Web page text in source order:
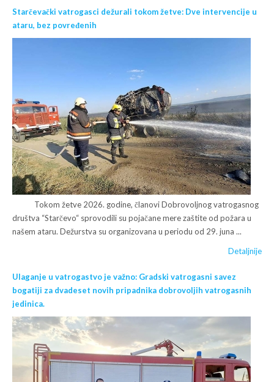
Starčevački vatrogasci dežurali tokom žetve: Dve intervencije u
ataru, bez povređenih
Tokom žetve 2026. godine, članovi Dobrovoljnog vatrogasnog
društva “Starčevo“ sprovodili su pojačane mere zaštite od požara u
našem ataru. Dežurstva su organizovana u periodu od 29. juna ...
Detaljnije
Ulaganje u vatrogastvo je važno: Gradski vatrogasni savez
bogatiji za dvadeset novih pripadnika dobrovoljih vatrogasnih
jedinica.